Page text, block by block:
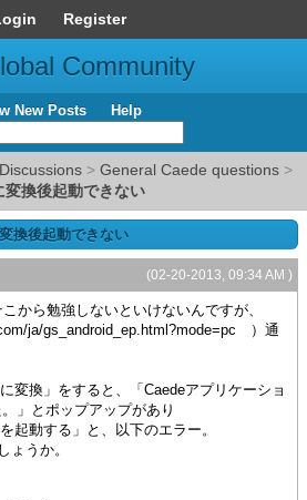
Register
Community
New Posts Help
Discussions > General Caede questions >
換後起動できない
換後起動できない
(02-20-2013, 09:34 AM )
から勉強しないといけないんですが、
ja/gs_android_ep.html?mode=pc ）通
変換」をすると、「Caedeアプリケーショ
」とポップアップがあり
起動する」と、以下のエラー。
ょうか。